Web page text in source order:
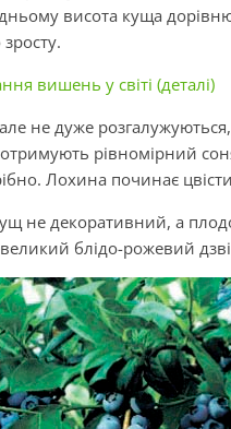
висота куща
вишень у світі (деталі)
не дуже
рівномірний
Лохина починає
не декоративний, а
блідо-рожевий